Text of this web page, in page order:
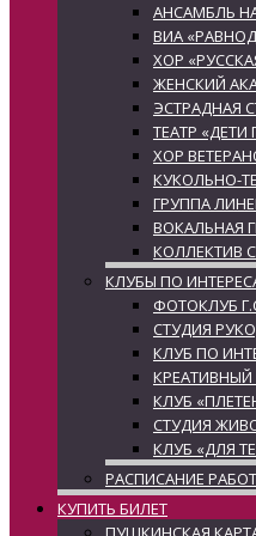
АНСАМБЛЬ
ВИА
ХОР
ЖЕНСКИЙ
ЭСТРАДНАЯ
ТЕАТР
ХОР
КУКОЛЬНО-
ГРУППА
ВОКАЛЬНАЯ
КОЛЛЕКТИВ
КЛУБЫ ПО
ФОТОКЛУБ
СТУДИЯ
КЛУБ ПО
КЛУБ
СТУДИЯ
КЛУБ «ДЛЯ
РАСПИСАНИЕ
КУПИТЬ БИЛЕТ